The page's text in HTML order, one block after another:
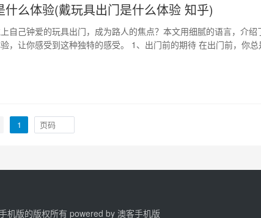
什么体验(戴玩具出门是什么体验 知乎)
自己钟爱的玩具出门，成为路人的焦点？本文用细腻的语言，介绍
，让你感受到这种独特的感受。 1、出门前的期待 在出门前，你总
都在注视着你的…
1
机版的版权所有 powered by 澳客手机版